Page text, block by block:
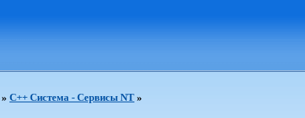
» C++ Система - Сервисы NT »